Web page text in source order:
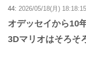
44: 2026/05/18(月)
オデッセイから10
3Dマリオはそろそ